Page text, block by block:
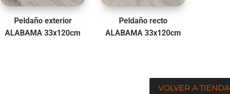
Peldaño exterior
ALABAMA 33x120cm
Peldaño recto
ALABAMA 33x120cm
VOLVER A TIENDA